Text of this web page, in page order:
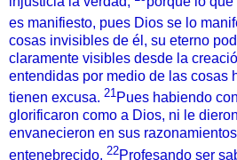
es manifiesto, pues Dios se lo
cosas invisibles de él, su eterno
claramente visibles desde la
entendidas por medio de las cosas
tienen excusa. 21Pues habiendo
glorificaron como a Dios, ni le
envanecieron en sus
entenebrecido. 22Profesando ser